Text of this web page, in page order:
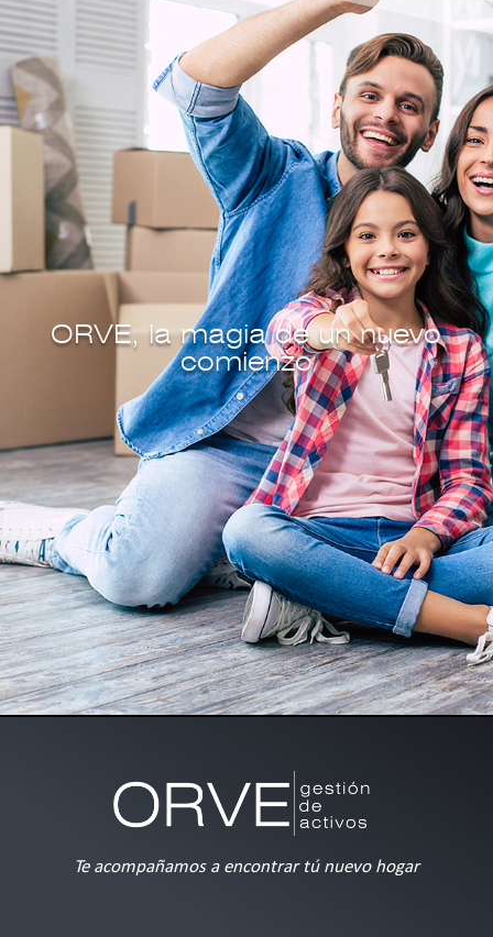
ORVE, la magia de un nuevo
comienzo
Te acompañamos a encontrar tú nuevo hogar